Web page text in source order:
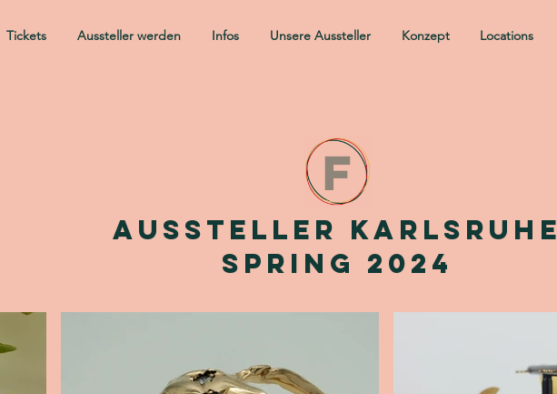
Tickets Aussteller werden Infos Unsere Aussteller Konzept Locations
Aussteller Karlsruhe
Spring 2024